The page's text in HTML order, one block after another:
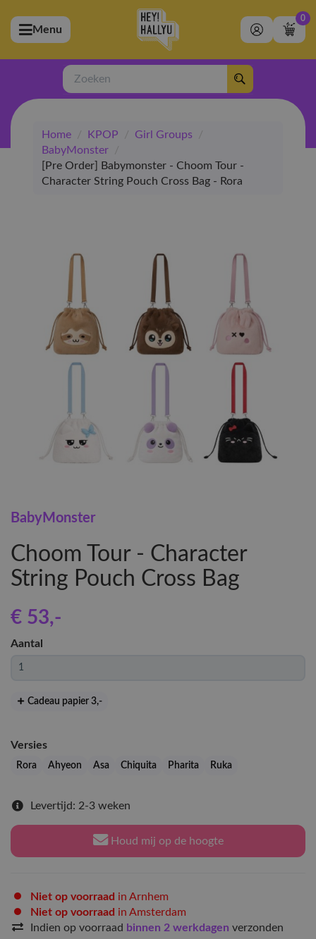
(Artiesten)
(Merchandise)
(Exclusive)
(Winkel)
Menu
0
Zoeken
Home / KPOP / Girl Groups
/
BabyMonster
/
[Pre Order] Babymonster - Choom Tour -
Character String Pouch Cross Bag - Rora
BabyMonster
Choom Tour - Character
String Pouch Cross Bag
€ 53,-
Aantal
Cadeau papier 3,-
Versies
Rora Ahyeon Asa Chiquita Pharita Ruka
Levertijd: 2-3 weken
Houd mij op de hoogte
Niet op voorraad in Arnhem
Niet op voorraad in Amsterdam
Indien op voorraad binnen 2 werkdagen verzonden